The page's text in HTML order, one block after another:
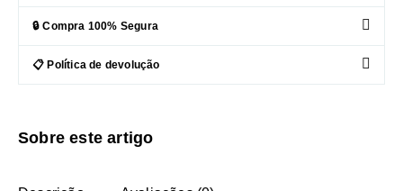
🔒 Compra 100% Segura
📋 Política de devolução
Sobre este artigo